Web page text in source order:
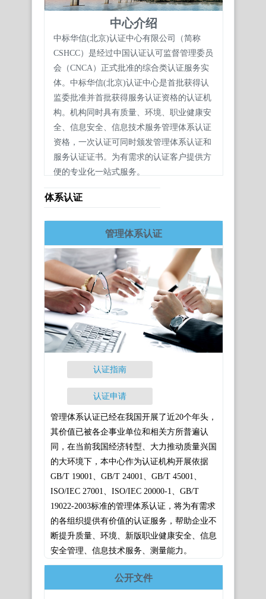
中心介绍
中标华信(北京)认证中心有限公司（简称
CSHCC）是经过中国认证认可监督管理委员
会（CNCA）正式批准的综合类认证服务实
体。中标华信(北京)认证中心是首批获得认
监委批准并首批获得服务认证资格的认证机
构。机构同时具有质量、环境、职业健康安
全、信息安全、信息技术服务管理体系认证
资格，一次认证可同时颁发管理体系认证和
服务认证证书。为有需求的认证客户提供方
便的专业化一站式服务。
体系认证
管理体系认证
认证指南
认证申请
管理体系认证已经在我国开展了近20个年头，
其价值已被各企事业单位和相关方所普遍认
同，在当前我国经济转型、大力推动质量兴国
的大环境下，本中心作为认证机构开展依据
GB/T 19001、GB/T 24001、GB/T 45001、
ISO/IEC 27001、ISO/IEC 20000-1、GB/T
19022-2003标准的管理体系认证，将为有需求
的各组织提供有价值的认证服务，帮助企业不
断提升质量、环境、新版职业健康安全、信息
安全管理、信息技术服务、测量能力。
公开文件